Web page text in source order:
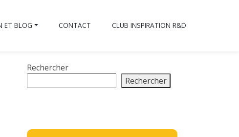
ET BLOG CONTACT CLUB INSPIRATION R&D
Rechercher
Rechercher